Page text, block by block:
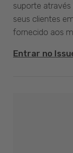
suporte
seus clientes
fornecido aos
Entrar no